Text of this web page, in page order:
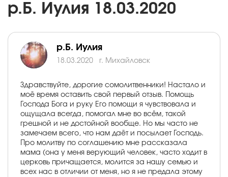
р.Б. Иулия 18.03.2020
р.Б. Иулия
18.03.2020 г. Михайловск
Здравствуйте, дорогие сомолитвенники! Настало и
моё время оставить свой первый отзыв. Помощь
Господа Бога и руку Его помощи я чувствовала и
ощущала всегда, помогал мне во всём, такой
грешной и не достойной вообще. Но мы часто не
замечаем всего, что нам даёт и посылает Господь.
Про молитву по соглашению мне рассказала
мама (она у меня верующий человек, часто ходит в
церковь причащается, молится за нашу семью и
всех нас в отличии от меня, но я не предала этому